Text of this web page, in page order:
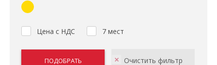
Цена с НДС 7 мест